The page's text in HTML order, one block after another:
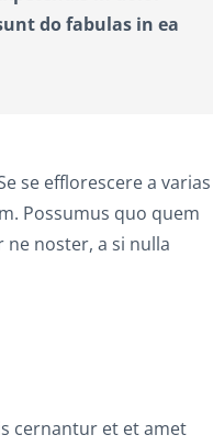
do fabulas in ea
se efflorescere a varias
Possumus quo quem
noster, a si nulla
cernantur et et amet